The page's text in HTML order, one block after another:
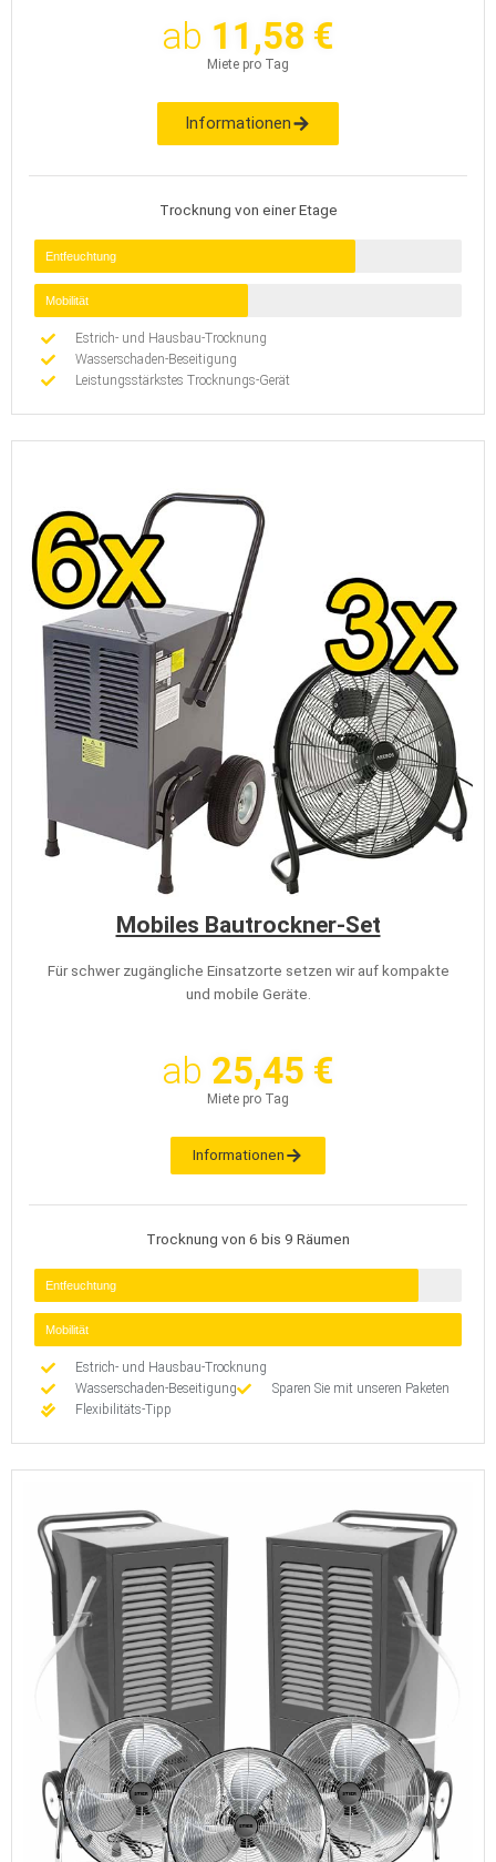
ab 11,58 €
Miete pro Tag
Informationen
Trocknung von einer Etage
Entfeuchtung
Mobilität
Estrich- und Hausbau-Trocknung
Wasserschaden-Beseitigung
Leistungsstärkstes Trocknungs-Gerät
Mobiles Bautrockner-Set
Für schwer zugängliche Einsatzorte setzen wir auf kompakte
und mobile Geräte.
ab 25,45 €
Miete pro Tag
Informationen
Trocknung von 6 bis 9 Räumen
Entfeuchtung
Mobilität
Estrich- und Hausbau-Trocknung
Wasserschaden-Beseitigung
Sparen Sie mit unseren Paketen
Flexibilitäts-Tipp